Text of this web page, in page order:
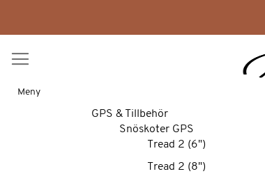
Meny
GPS & Tillbehör
Snöskoter GPS
Tread 2 (6")
Tread 2 (8")